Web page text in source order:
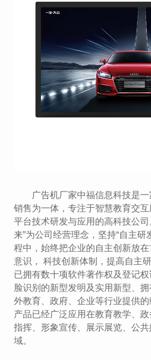
广告机厂家中福信息科技是
销售为一体，专注于智慧教育交
平台技术研发与应用的高科技公
来”为公司经营理念，坚持“自主研
程中，始终把企业的自主创新放
意识， 科技创新体制，提高自主
已拥有数十项软件著作权及登记
脸识别的新型发明及实用新型、
外教育、政府、企业等行业提供
产品已经广泛应用在教育教学、
指挥、形象宣传、展示展览、公
域。